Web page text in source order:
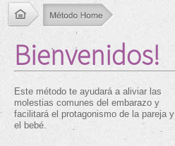
Bienvenidos!
Este método te ayudará a aliviar las
molestias comunes del embarazo y
facilitará el protagonismo de la pareja y
el bebé.